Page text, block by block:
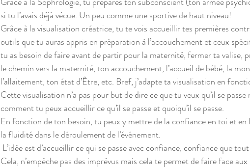
si tu l’avais déjà vécue. Un peu comme une sportive de haut niveau!
Grâce à la visualisation créatrice, tu te vois accueillir tes premières
outils que tu auras appris en préparation à l’accouchement et ceux
tu as besoin de faire avant de partir pour la maternité, fermer ta valise,
le chemin vers la maternité, ton accouchement, l’accueil de bébé, la
l’allaitement, ton état d’Être, etc. Bref, j’adapte ta visualisation en
Cette visualisation n’a pas pour but de dire ce que tu veux qu’il se
comment tu peux accueillir ce qu’il se passe et quoiqu’il se passe.
En fonction de ton besoin, tu peux y mettre de la confiance en toi et en
la fluidité dans le déroulement de l’événement.
L’idée est d’accueillir ce qui se passe avec confiance, confiance que
Cela, n’empêche pas des imprévus mais cela te permet de faire face